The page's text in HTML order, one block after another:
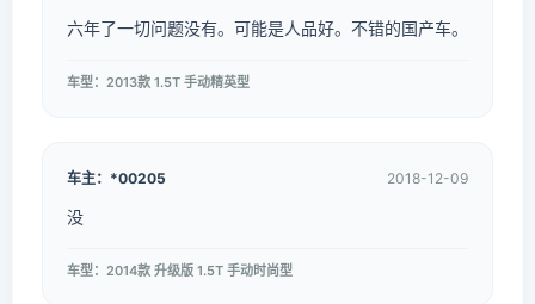
六年了一切问题没有。可能是人品好。不错的国产车。
车型：2013款 1.5T 手动精英型
车主：*00205 2018-12-09
没
车型：2014款 升级版 1.5T 手动时尚型